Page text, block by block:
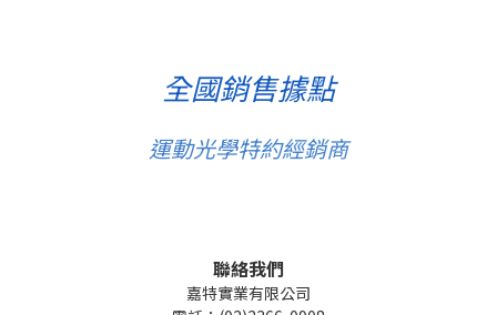
全國銷售據點
運動光學特約經銷商
聯絡我們
嘉特實業有限公司